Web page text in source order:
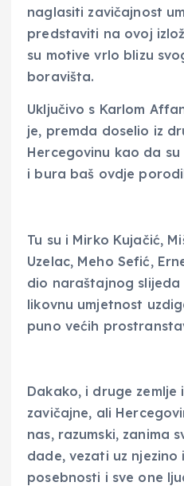
naglasiti zavičajnost
predstaviti na ovoj
su motive vrlo blizu
boravišta.
Uključivo s Karlom
je, premda doselio iz
Hercegovinu kao da
i bura baš ovdje
Tu su i Mirko Kujačić,
Uzelac, Meho Sefić,
dio naraštajnog
likovnu umjetnost
puno većih
Dakako, i druge zemlje
zavičajne, ali
nas, razumski, zanima
dade, vezati uz njezino
posebnosti i sve one